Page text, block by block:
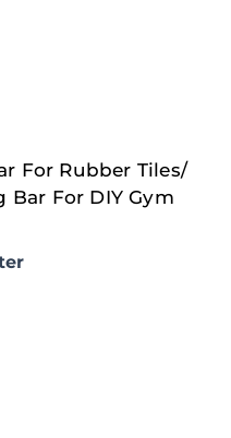
For Rubber Tiles/
Bar For DIY Gym